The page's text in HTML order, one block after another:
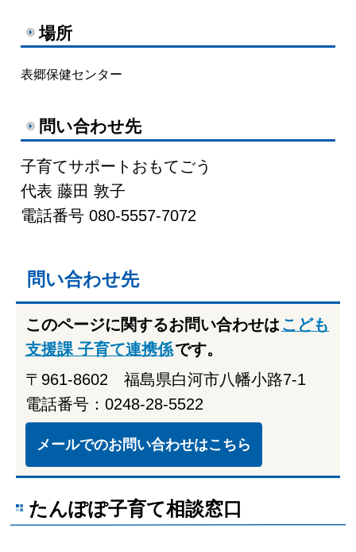
場所
表郷保健センター
問い合わせ先
子育てサポートおもてごう
代表 藤田 敦子
電話番号 080-5557-7072
問い合わせ先
このページに関するお問い合わせは こども
支援課 子育て連携係です。
〒961-8602 福島県白河市八幡小路7-1
電話番号：0248-28-5522
メールでのお問い合わせはこちら
たんぽぽ子育て相談窓口